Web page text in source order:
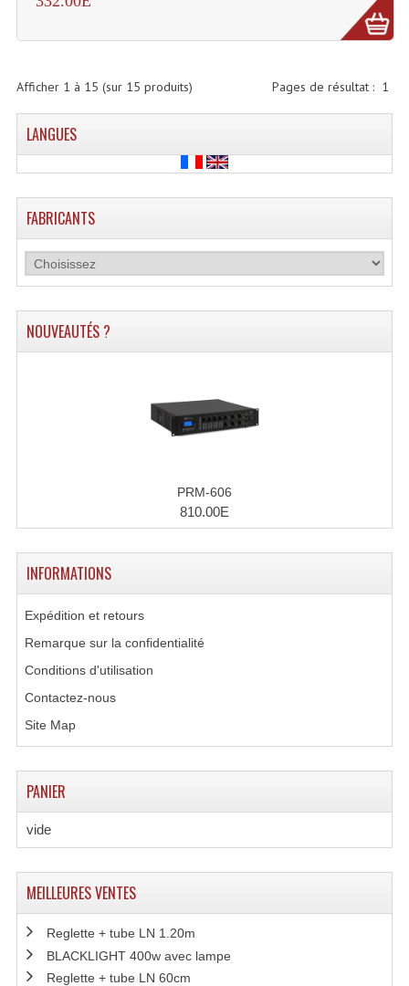
Flight Cases Platine Disque. Lecteurs CD
Flight-Case CDs Et Disques Vinyls
Flight-Case Pour Contrôleur DJ
Meubles DJ
Rack 19" PRO Betonex
Sac Trolley De Transport
Sacs & Housses De Transport
Accessoires Flight-Case Coins Roulettes
Rack 19" STYLE VSR (capot En L)
Effets Projection Et Jet De CO2
Machines À Brouillard
Lanceur De Flammes Et Cartouche De Gaz
Machine À Etincelles Froides
Machines & Canon À Confettis
Pages de résultat : 1
Afficher 1 à 15 (sur 15 produits)
LANGUES
FABRICANTS
NOUVEAUTÉS ?
PRM-606
810.00E
INFORMATIONS
Expédition et retours
Remarque sur la confidentialité
Conditions d'utilisation
Contactez-nous
Site Map
PANIER
vide
MEILLEURES VENTES
Reglette + tube LN 1.20m
BLACKLIGHT 400w avec lampe
Reglette + tube LN 60cm